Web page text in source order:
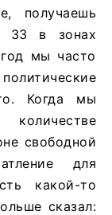
получаешь
33 в зонах
мы часто
Когда мы
свободной
для
какой-то
сказал: